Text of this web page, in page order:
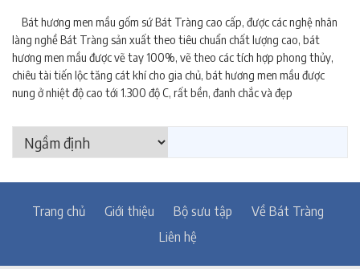
Bát hương men mầu gốm sứ Bát Tràng cao cấp, được các nghệ nhân
làng nghề Bát Tràng sản xuất theo tiêu chuẩn chất lượng cao, bát
hương men mầu được vẽ tay 100%, vẽ theo các tích hợp phong thủy,
chiêu tài tiến lộc tăng cát khí cho gia chủ, bát hương men mầu được
nung ở nhiệt độ cao tới 1.300 độ C, rất bền, đanh chắc và đẹp
Trang chủ Giới thiệu Bộ sưu tập
Về Bát Tràng
Liên hệ